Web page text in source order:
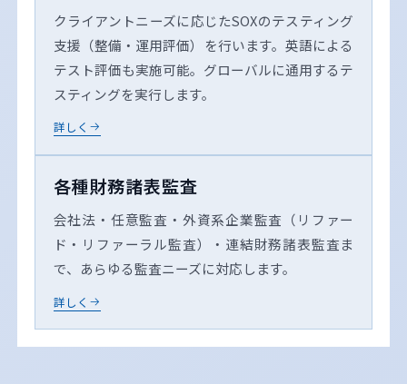
クライアントニーズに応じたSOXのテスティング
支援（整備・運用評価）を行います。英語による
テスト評価も実施可能。グローバルに通用するテ
スティングを実行します。
詳しく
各種財務諸表監査
会社法・任意監査・外資系企業監査（リファー
ド・リファーラル監査）・連結財務諸表監査ま
で、あらゆる監査ニーズに対応します。
詳しく